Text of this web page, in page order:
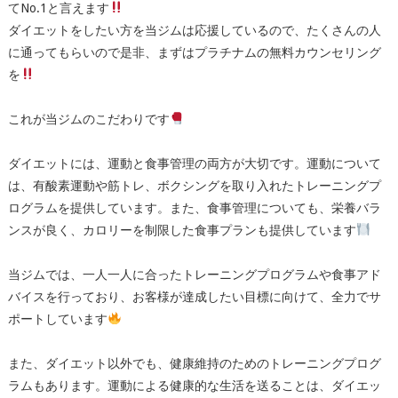
てNo.1と言えます
ダイエットをしたい方を当ジムは応援しているので、たくさんの人
に通ってもらいので是非、まずはプラチナムの無料カウンセリング
を
これが当ジムのこだわりです
ダイエットには、運動と食事管理の両方が大切です。運動について
は、有酸素運動や筋トレ、ボクシングを取り入れたトレーニングプ
ログラムを提供しています。また、食事管理についても、栄養バラ
ンスが良く、カロリーを制限した食事プランも提供しています
当ジムでは、一人一人に合ったトレーニングプログラムや食事アド
バイスを行っており、お客様が達成したい目標に向けて、全力でサ
ポートしています
また、
ダイエット以外でも、健康維持のためのトレーニングプログ
ラムもあります。運動による健康的な生活を送ることは、ダイエッ